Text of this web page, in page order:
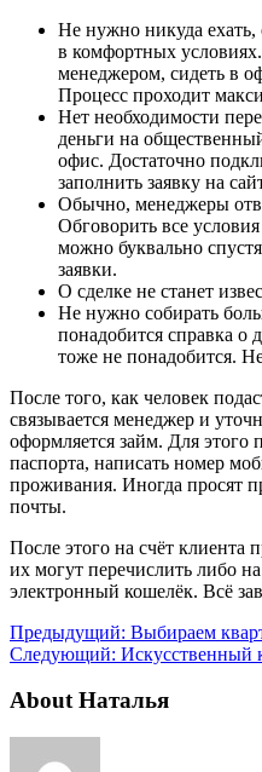
Не нужно никуда ехать,
в комфортных
менеджером, сидеть в
Процесс проходит
Нет необходимости
деньги на
офис. Достаточно
заполнить заявку на
Обычно, менеджеры
Обговорить все
можно буквально
заявки.
О сделке не станет
Не нужно собирать
понадобится справка о
тоже не понадобится.
После того, как человек
связывается менеджер и
оформляется займ. Для этого
паспорта, написать номер
проживания. Иногда просят
почты.
После этого на счёт клиента
их могут перечислить либо
электронный кошелёк. Всё
Предыдущий: Выбираем
Следующий: Искусственный
About Наталья